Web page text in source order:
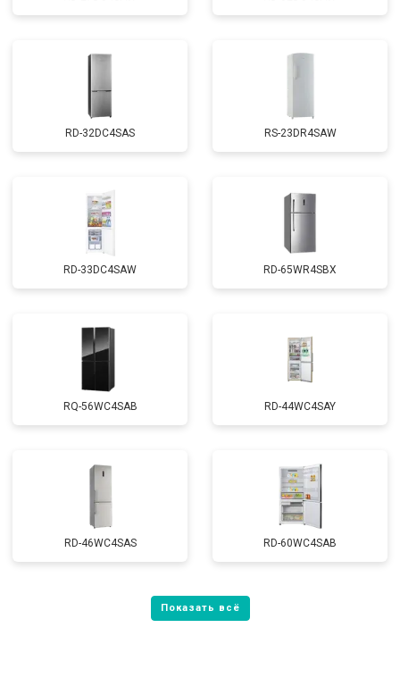
RD-32DC4SAS RS-23DR4SAW
RD-33DC4SAW RD-65WR4SBX
RQ-56WC4SAB RD-44WC4SAY
RD-46WC4SAS RD-60WC4SAB